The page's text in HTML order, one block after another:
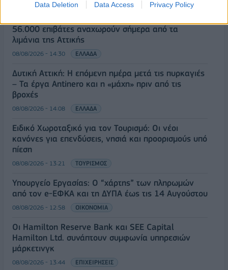
Data Deletion Data Access Privacy Policy
56.000 επιβάτες αναχωρούν σήμερα από τα
λιμάνια της Αττικής
08/08/2026 - 14:30 ΕΛΛΑΔΑ
Δυτική Αττική: Η επόμενη ημέρα μετά τις πυρκαγιές
– Τα έργα Antinero και η «μάχη» πριν από τις
βροχές
08/08/2026 - 14:08 ΕΛΛΑΔΑ
Ειδικό Χωροταξικό για τον Τουρισμό: Οι νέοι
κανόνες για επενδύσεις, νησιά και προορισμούς υπό
πίεση
08/08/2026 - 13:21 ΤΟΥΡΙΣΜΟΣ
Υπουργείο Εργασίας: Ο “χάρτης” των πληρωμών
από τον e-ΕΦΚΑ και τη ΔΥΠΑ έως τις 14 Αυγούστου
08/08/2026 - 12:58 ΟΙΚΟΝΟΜΙΑ
Οι Hamilton Reserve Bank και SEE Capital
Hamilton Ltd. συνάπτουν συμφωνία υπηρεσιών
μάρκετινγκ
08/08/2026 - 13:44 ΕΠΙΧΕΙΡΗΣΕΙΣ